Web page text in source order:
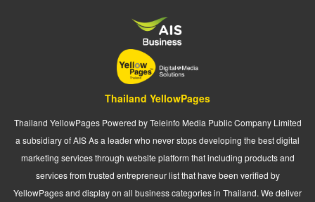
Thailand YellowPages
Thailand YellowPages Powered by Teleinfo Media Public Company Limited
a subsidiary of AIS As a leader who never stops developing the best digital
marketing services through website platform that including products and
services from trusted entrepreneur list that have been verified by
YellowPages and display on all business categories in Thailand. We deliver